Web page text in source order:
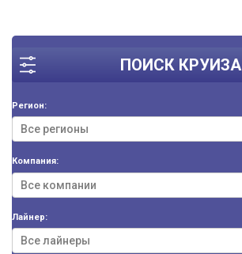
ПОИСК КРУИЗА
Регион:
Компания:
Лайнер: